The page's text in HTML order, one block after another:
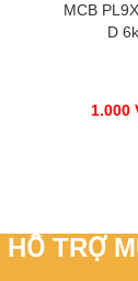
MCB
D
1.000
HỖ TRỢ